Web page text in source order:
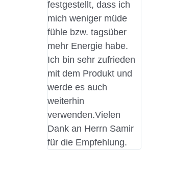
festgestellt, dass ich
mich weniger müde
fühle bzw. tagsüber
mehr Energie habe.
Ich bin sehr zufrieden
mit dem Produkt und
werde es auch
weiterhin
verwenden.Vielen
Dank an Herrn Samir
für die Empfehlung.